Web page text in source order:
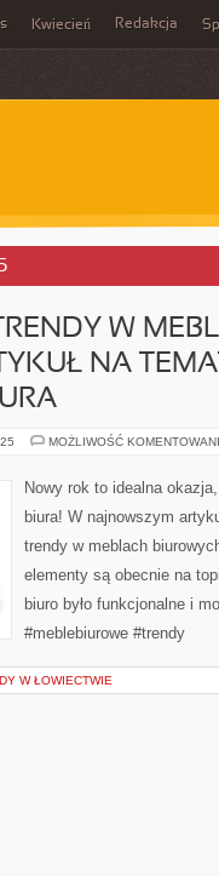
Kwiecień Redakcja
W
NA
MOŻLIWOŚĆ
Nowy rok to idealna
biura! W najnowszym
trendy w meblach
elementy są obecnie na
biuro było funkcjonalne i
#meblebiurowe #trendy
W ŁOWIECTWIE